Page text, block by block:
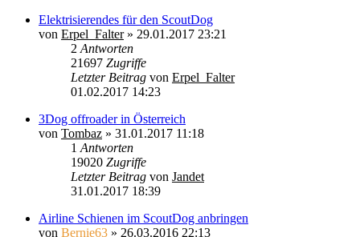
Elektrisierendes für den ScoutDog
von Erpel_Falter» 29.01.2017 23:21
2 Antworten
21697 Zugriffe
Letzter Beitrag von Erpel_Falter
01.02.2017 14:23
3Dog offroader in Österreich
von Tombaz » 31.01.2017 11:18
1 Antworten
19020 Zugriffe
Letzter Beitrag von Jandet
31.01.2017 18:39
Airline Schienen im ScoutDog anbringen
von Bernie63 » 26.03.2016 22:13